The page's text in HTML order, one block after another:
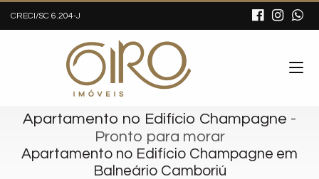
CRECI/SC 6.204-J
Apartamento no Edifício Champagne -
Pronto para morar
Apartamento no Edifício Champagne em
Balneário Camboriú